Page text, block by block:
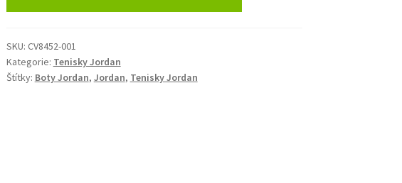
SKU: CV8452-001
Kategorie: Tenisky Jordan
Štítky: Boty Jordan, Jordan, Tenisky Jordan